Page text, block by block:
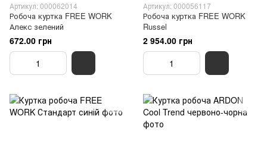
Артикул: 000062014
Робоча куртка FREE WORK
Алекс зелений
672.00 грн
Артикул: 000056117
Робоча куртка FREE WORK
Russel
2 954.00 грн